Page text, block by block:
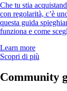
Che tu stia
con regolarità, c’è
questa guida
funziona e come
Learn more
Scopri di più
Community